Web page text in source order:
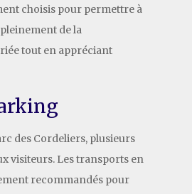
choisis pour permettre à
de la
tout en appréciant
des Cordeliers, plusieurs
visiteurs. Les transports en
recommandés pour